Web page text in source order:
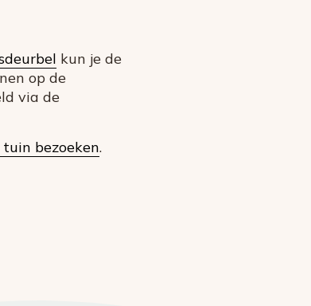
kun je de
op de
via de
bezoeken.